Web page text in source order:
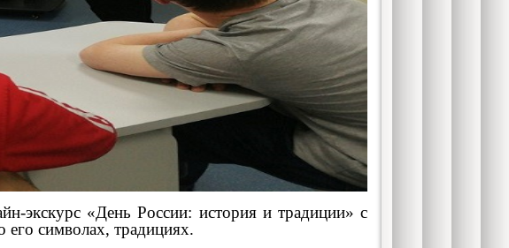
«День России: история и традиции» с
его символах, традициях.